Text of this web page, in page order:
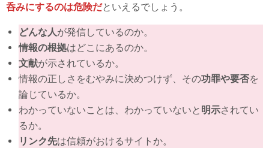
呑みにするのは危険だといえるでしょう。
どんな人が発信しているのか。
情報の根拠はどこにあるのか。
文献が示されているか。
情報の正しさをむやみに決めつけず、その功罪や要否を
論じているか。
わかっていないことは、わかっていないと 明示されてい
るか。
リンク先は信頼がおけるサイトか。